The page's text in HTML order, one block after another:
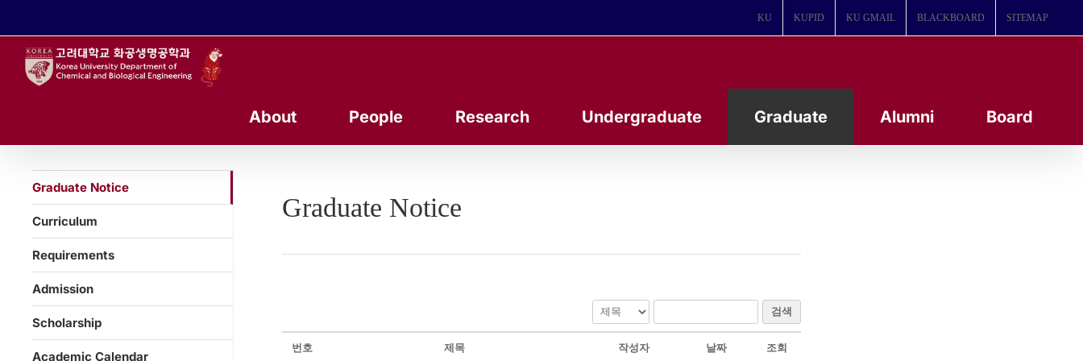
KU KUPID KU GMAIL BLACKBOARD SITEMAP
About People Research Undergraduate Graduate Alumni Board
Graduate Notice
검색
번호 제목 작성자 날짜 조회
Graduate Notice
Curriculum
Requirements
Admission
Scholarship
Academic Calendar